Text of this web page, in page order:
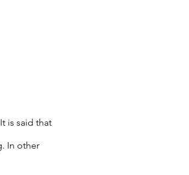
is said that
In other